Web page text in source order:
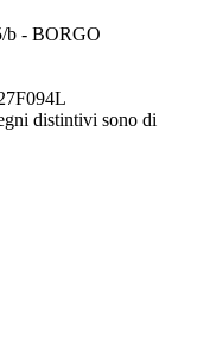
b - BORGO
distintivi sono di